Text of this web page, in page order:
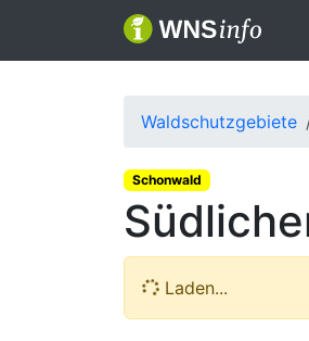
Waldschutzgebiete
Schonwald
Laden...